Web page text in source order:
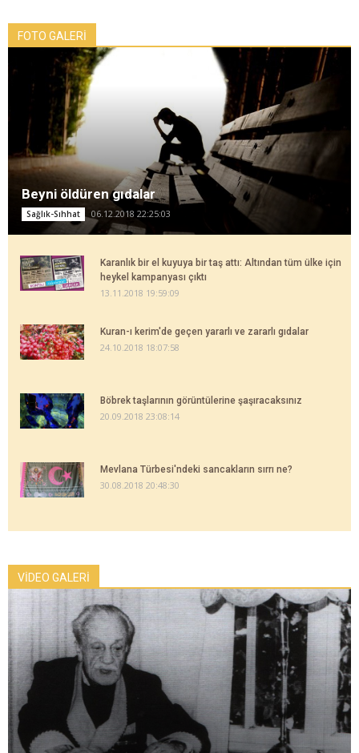
FOTO GALERİ
Beyni öldüren gıdalar
Sağlık-Sıhhat 06.12.2018 22:25:03
Karanlık bir el kuyuya bir taş attı: Altından tüm ülke için
heykel kampanyası çıktı
13.11.2018 19:59:09
Kuran-ı kerim'de geçen yararlı ve zararlı gıdalar
24.10.2018 18:07:58
Böbrek taşlarının görüntülerine şaşıracaksınız
20.09.2018 23:08:14
Mevlana Türbesi'ndeki sancakların sırrı ne?
30.08.2018 20:48:30
VİDEO GALERİ